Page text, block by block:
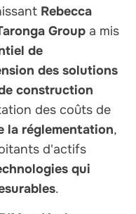
Rebecca
Group a mis
de
des solutions
construction
des coûts de
la réglementation,
d'actifs
qui
.